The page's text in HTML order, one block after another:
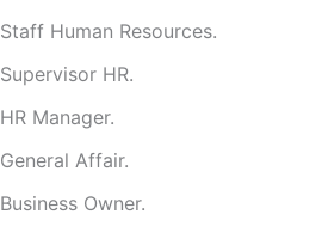
Staff Human Resources.
Supervisor HR.
HR Manager.
General Affair.
Business Owner.